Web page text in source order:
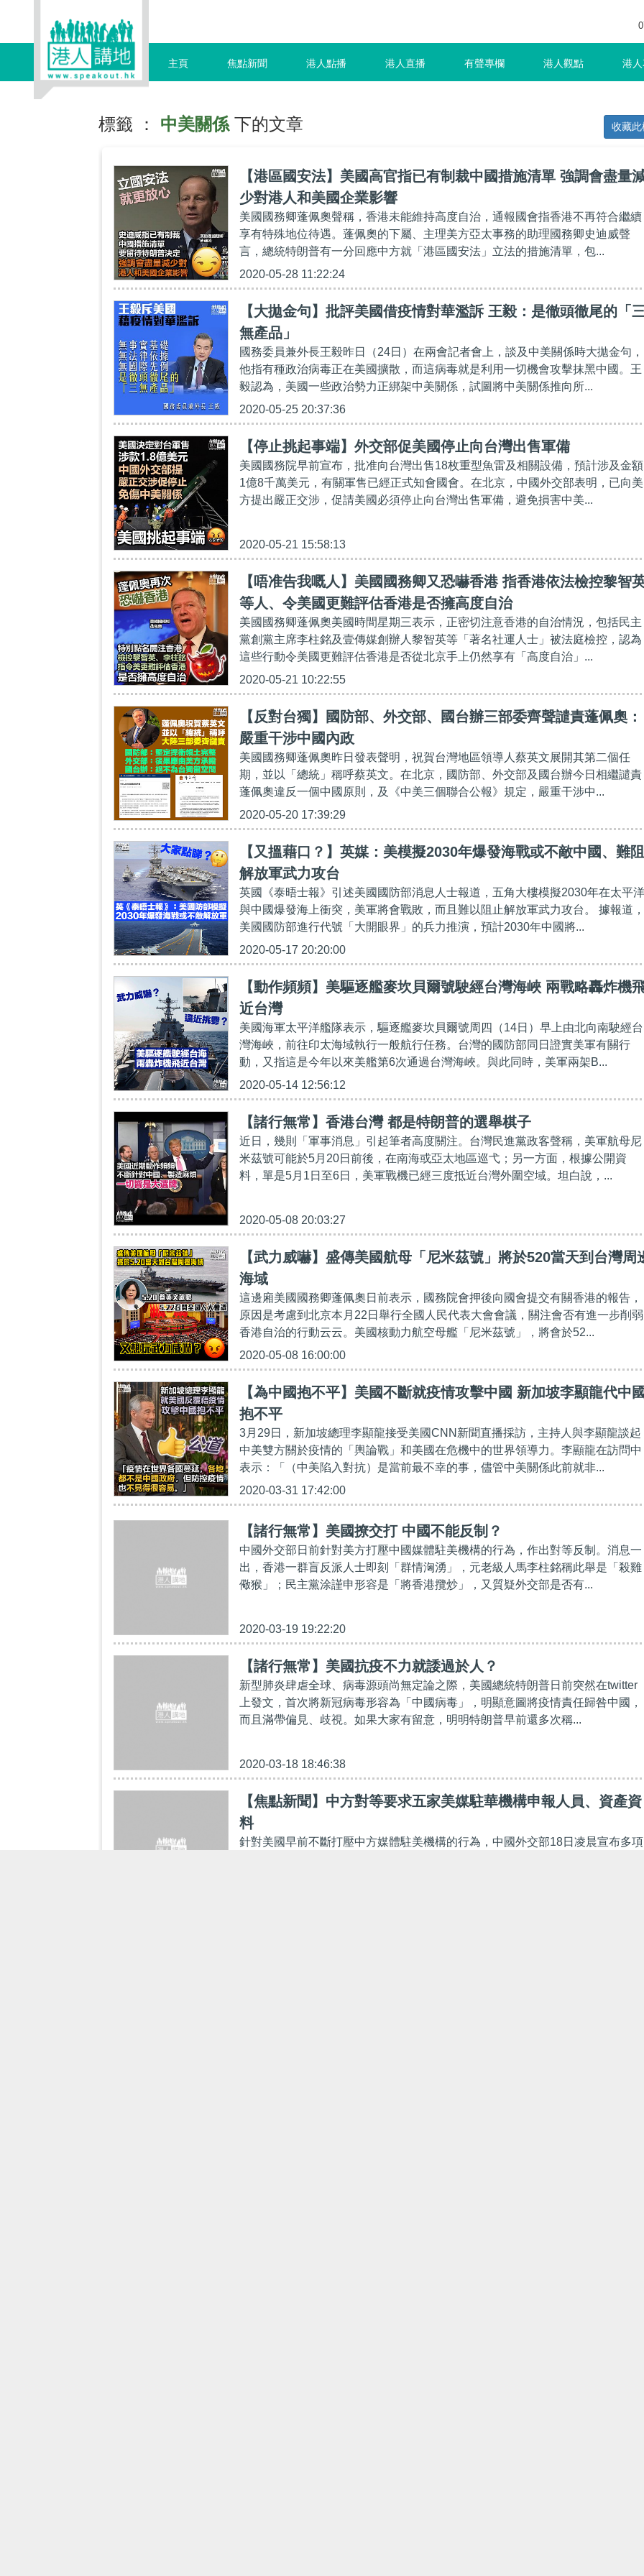
主頁 焦點新聞 港人點播 港人直播 有聲專欄 港人觀點 港
標籤 ： 中美關係 下的文章 收藏此
【港區國安法】美國高官指已有制裁中國措施清單 強調會盡量
少對港人和美國企業影響
美國國務卿蓬佩奧聲稱，香港未能維持高度自治，通報國會指香港不再符合繼續
享有特殊地位待遇。蓬佩奧的下屬、主理美方亞太事務的助理國務卿史迪威聲
言，總統特朗普有一分回應中方就「港區國安法」立法的措施清單，包...
2020-05-28 11:22:24
【大拋金句】批評美國借疫情對華濫訴 王毅：是徹頭徹尾的「
無產品」
國務委員兼外長王毅昨日（24日）在兩會記者會上，談及中美關係時大拋金句，
他指有種政治病毒正在美國擴散，而這病毒就是利用一切機會攻擊抹黑中國。王
毅認為，美國一些政治勢力正綁架中美關係，試圖將中美關係推向所...
2020-05-25 20:37:36
【停止挑起事端】外交部促美國停止向台灣出售軍備
美國國務院早前宣布，批准向台灣出售18枚重型魚雷及相關設備，預計涉及金額
1億8千萬美元，有關軍售已經正式知會國會。在北京，中國外交部表明，已向美
方提出嚴正交涉，促請美國必須停止向台灣出售軍備，避免損害中美...
2020-05-21 15:58:13
【唔准告我嘅人】美國國務卿又恐嚇香港 指香港依法檢控黎智
等人、令美國更難評估香港是否擁高度自治
美國國務卿蓬佩奧美國時間星期三表示，正密切注意香港的自治情況，包括民主
黨創黨主席李柱銘及壹傳媒創辦人黎智英等「著名社運人士」被法庭檢控，認為
這些行動令美國更難評估香港是否從北京手上仍然享有「高度自治」...
2020-05-21 10:22:55
【反對台獨】國防部、外交部、國台辦三部委齊聲譴責蓬佩奧：
嚴重干涉中國內政
美國國務卿蓬佩奧昨日發表聲明，祝賀台灣地區領導人蔡英文展開其第二個任
期，並以「總統」稱呼蔡英文。在北京，國防部、外交部及國台辦今日相繼譴責
蓬佩奧違反一個中國原則，及《中美三個聯合公報》規定，嚴重干涉中...
2020-05-20 17:39:29
【又搵藉口？】英媒：美模擬2030年爆發海戰或不敵中國、難阻
解放軍武力攻台
英國《泰晤士報》引述美國國防部消息人士報道，五角大樓模擬2030年在太平洋
與中國爆發海上衝突，美軍將會戰敗，而且難以阻止解放軍武力攻台。 據報道，
美國國防部進行代號「大開眼界」的兵力推演，預計2030年中國將...
2020-05-17 20:20:00
【動作頻頻】美驅逐艦麥坎貝爾號駛經台灣海峽 兩戰略轟炸機
近台灣
美國海軍太平洋艦隊表示，驅逐艦麥坎貝爾號周四（14日）早上由北向南駛經台
灣海峽，前往印太海域執行一般航行任務。台灣的國防部同日證實美軍有關行
動，又指這是今年以來美艦第6次通過台灣海峽。與此同時，美軍兩架B...
2020-05-14 12:56:12
【諸行無常】香港台灣 都是特朗普的選舉棋子
近日，幾則「軍事消息」引起筆者高度關注。台灣民進黨政客聲稱，美軍航母尼
米茲號可能於5月20日前後，在南海或亞太地區巡弋；另一方面，根據公開資
料，單是5月1日至6日，美軍戰機已經三度抵近台灣外圍空域。坦白說，...
2020-05-08 20:03:27
【武力威嚇】盛傳美國航母「尼米茲號」將於520當天到台灣周
海域
這邊廂美國國務卿蓬佩奧日前表示，國務院會押後向國會提交有關香港的報告，
原因是考慮到北京本月22日舉行全國人民代表大會會議，關注會否有進一步削弱
香港自治的行動云云。美國核動力航空母艦「尼米茲號」，將會於52...
2020-05-08 16:00:00
【為中國抱不平】美國不斷就疫情攻擊中國 新加坡李顯龍代中
抱不平
3月29日，新加坡總理李顯龍接受美國CNN新聞直播採訪，主持人與李顯龍談起
中美雙方關於疫情的「輿論戰」和美國在危機中的世界領導力。李顯龍在訪問中
表示：「（中美陷入對抗）是當前最不幸的事，儘管中美關係此前就非...
2020-03-31 17:42:00
【諸行無常】美國撩交打 中國不能反制？
中國外交部日前針對美方打壓中國媒體駐美機構的行為，作出對等反制。消息一
出，香港一群盲反派人士即刻「群情洶湧」，元老級人馬李柱銘稱此舉是「殺雞
儆猴」；民主黨涂謹申形容是「將香港攬炒」，又質疑外交部是否有...
2020-03-19 19:22:20
【諸行無常】美國抗疫不力就諉過於人？
新型肺炎肆虐全球、病毒源頭尚無定論之際，美國總統特朗普日前突然在twitter
上發文，首次將新冠病毒形容為「中國病毒」，明顯意圖將疫情責任歸咎中國，
而且滿帶偏見、歧視。如果大家有留意，明明特朗普早前還多次稱...
2020-03-18 18:46:38
【焦點新聞】中方對等要求五家美媒駐華機構申報人員、資產資
料
針對美國早前不斷打壓中方媒體駐美機構的行為，中國外交部18日凌晨宣布多項